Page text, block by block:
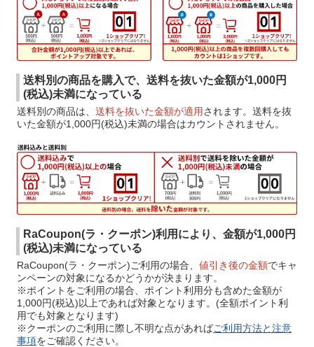
送料別の商品を購入で、送料を抜いた金額が1,000円
(税込)未満になっている
送料別の商品は、 送料を抜いた金額が適用されます。送料を抜
いた金額が1,000円(税込)未満の場合はカウントされません。
RaCoupon(ラ・クーポン)利用により、金額が1,000円
(税込)未満になっている
RaCoupon(ラ・クーポン)ご利用の場合、 値引き後の金額でキャ
ンペーンの対象になるかどうかが決まります。
※ポイントをご利用の場合、ポイント利用分も含めた金額が
1,000円(税込)以上であれば対象となります。(全額ポイント利
用でも対象となります)
※クーポンのご利用に際し不明な点があればご利用方法と注意
事項をご確認ください。